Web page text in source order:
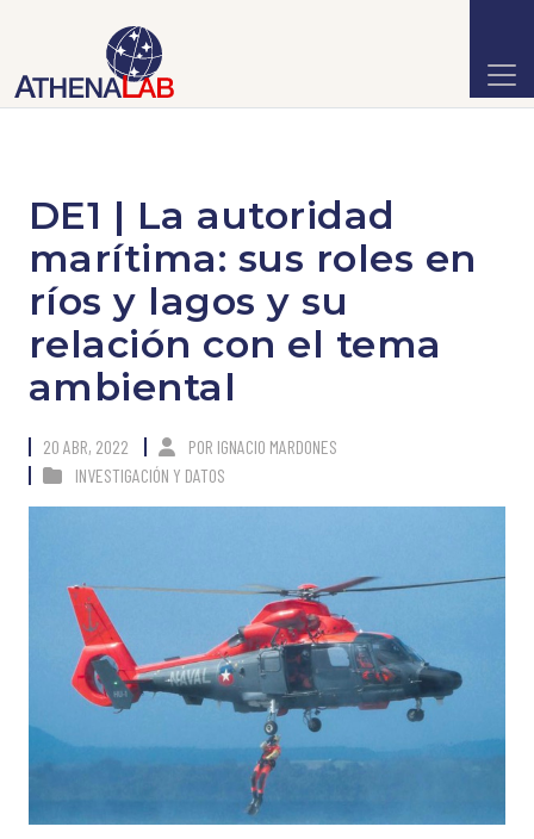
DE1 | La autoridad
marítima: sus roles en
ríos y lagos y su
relación con el tema
ambiental
20 ABR, 2022 POR IGNACIO MARDONES
INVESTIGACIÓN Y DATOS